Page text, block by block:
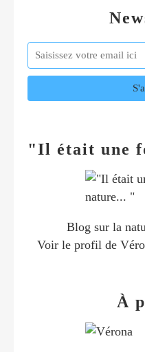
"Il était une
Blog sur la
Voir le profil de
À